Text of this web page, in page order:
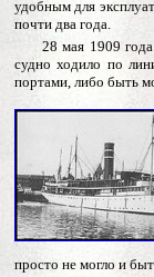
удобным для
почти два года.
28 мая 1909
судно ходило по
портами, либо быть
просто не могло и